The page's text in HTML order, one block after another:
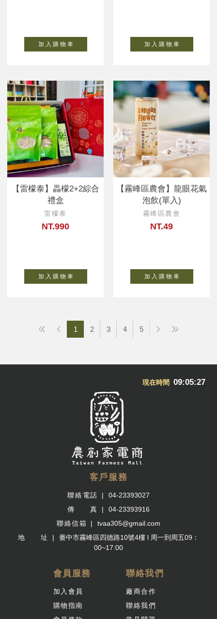
加 入 購 物 車 加 入 購 物 車
【雷檬泰】畾檬2+2綜合
禮盒
雷檬泰
NT.990
加 入 購 物 車
【霧峰區農會】龍眼花氣
泡飲(單入)
霧峰區農會
NT.49
加 入 購 物 車
1 2 3 4 5
現在時間 09:05:29
客戶服務
聯絡電話
04-23393027
傳 真
04-23393916
聯絡信箱
tvaa305@gmail.com
地 址
臺中市霧峰區四德路10號4樓 l 周一到周五09：
00~17:00
會員服務
加入會員
購物指南
聯絡我們
廠商合作
聯絡我們